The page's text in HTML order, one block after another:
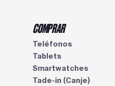
COMPRAR
Teléfonos
Tablets
Smartwatches
Tade-in (Canje)